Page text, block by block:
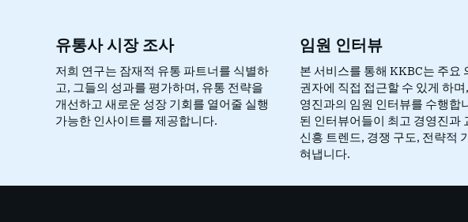
유통사 시장 조사
저희 연구는 잠재적 유통 파트너를 식별하
고, 그들의 성과를 평가하며, 유통 전략을
개선하고 새로운 성장 기회를 열어줄 실행
가능한 인사이트를 제공합니다.
임원 인터뷰
본 서비스를 통해 KKBC는 주요
권자에 직접 접근할 수 있게 하며
영진과의 임원 인터뷰를 수행합
된 인터뷰어들이 최고 경영진과
신흥 트렌드, 경쟁 구도, 전략적
혀냅니다.